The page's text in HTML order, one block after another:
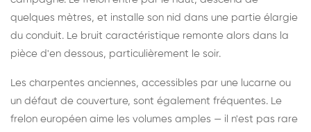
quelques mètres, et installe son nid dans une partie élargie
du conduit. Le bruit caractéristique remonte alors dans la
pièce d'en dessous, particulièrement le soir.
Les charpentes anciennes, accessibles par une lucarne ou
un défaut de couverture, sont également fréquentes. Le
frelon européen aime les volumes amples — il n'est pas rare